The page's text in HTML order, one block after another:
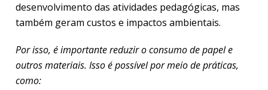
desenvolvimento das atividades pedagógicas, mas
também geram custos e impactos ambientais.
Por isso, é importante reduzir o consumo de papel e
outros materiais. Isso é possível por meio de práticas,
como: